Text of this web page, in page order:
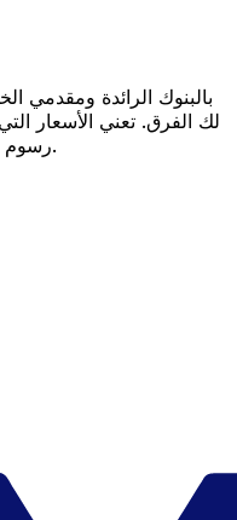
لك الفرق. تعني الأسعار
رسوم خفية قيمة أكبر على كل عملية تحويل.